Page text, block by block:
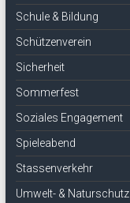
Schule & Bildung
Schützenverein
Sicherheit
Sommerfest
Soziales Engagement
Spieleabend
Stassenverkehr
Umwelt- & Naturschutz